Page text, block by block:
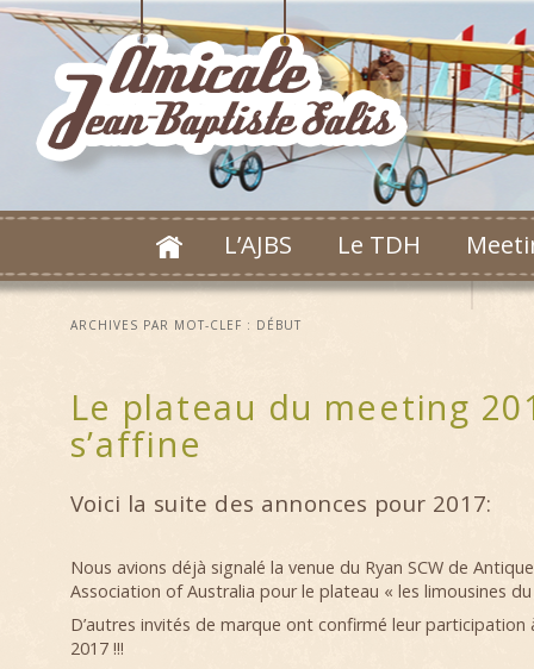
L’AJBS Le TDH
ARCHIVES PAR MOT-CLEF : DÉBUT
Le plateau du meeting
s’affine
Voici la suite des annonces pour 2017:
Nous avions déjà signalé la venue du Ryan SCW de
Association of Australia pour le plateau « les limousines du
D’autres invités de marque ont confirmé leur
2017 !!!